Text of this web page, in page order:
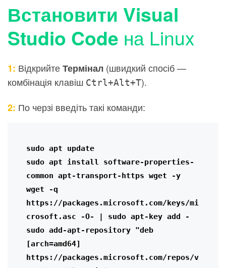
Встановити Visual
Studio Code на Linux
1: ВідкрийтеТермінал (швидкий спосіб —
комбінація клавіш Ctrl+Alt+T).
2: По черзі введіть такі команди:
sudo apt update
sudo apt install software-properties-
common apt-transport-https wget -y
wget -q
https://packages.microsoft.com/keys/mi
crosoft.asc -O- | sudo apt-key add -
sudo add-apt-repository "deb
[arch=amd64]
https://packages.microsoft.com/repos/v